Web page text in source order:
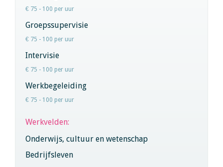
€ 75 - 100 per uur
Groepssupervisie
€ 75 - 100 per uur
Intervisie
€ 75 - 100 per uur
Werkbegeleiding
€ 75 - 100 per uur
Werkvelden:
Onderwijs, cultuur en wetenschap
Bedrijfsleven